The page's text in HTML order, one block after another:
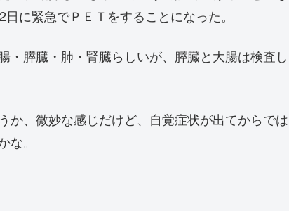
に緊急でＰＥＴをすることになった。
・膵臓・肺・腎臓らしいが、膵臓と大腸は検査し
か、微妙な感じだけど、自覚症状が出てからでは
。